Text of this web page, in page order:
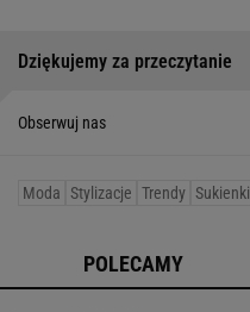
Dziękujemy za przeczytanie
Obserwuj nas
Moda Stylizacje Trendy Sukienki
POLECAMY